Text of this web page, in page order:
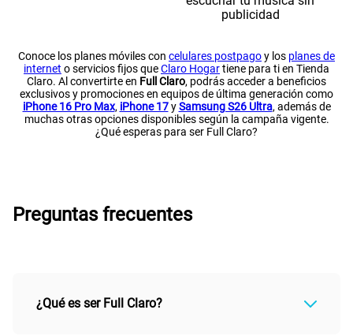
Conoce los planes móviles con celulares postpagoy los planes de
internet o servicios fijos queClaro Hogartiene para ti en Tienda
Claro. Al convertirte en Full Claro, podrás acceder a beneficios
exclusivos y promociones en equipos de última generación como
iPhone 16 Pro Max, iPhone 17ySamsung S26 Ultra, además de
muchas otras opciones disponibles según la campaña vigente.
¿Qué esperas para ser Full Claro?
Preguntas frecuentes
¿Qué es ser Full Claro?